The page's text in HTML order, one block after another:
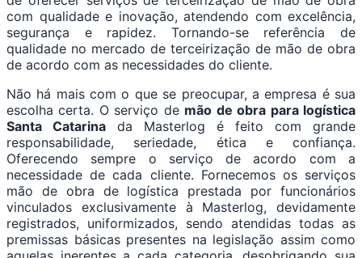
com qualidade e inovação, atendendo com excelência,
segurança e rapidez. Tornando-se referência de
qualidade no mercado de terceirização de mão de obra
de acordo com as necessidades do cliente.
Não há mais com o que se preocupar, a empresa é sua
escolha certa. O serviço de mão de obra para logística
Santa Catarina da Masterlog é feito com grande
responsabilidade, seriedade, ética e confiança.
Oferecendo sempre o serviço de acordo com a
necessidade de cada cliente. Fornecemos os serviços
mão de obra de logística prestada por funcionários
vinculados exclusivamente à Masterlog, devidamente
registrados, uniformizados, sendo atendidas todas as
premissas básicas presentes na legislação assim como